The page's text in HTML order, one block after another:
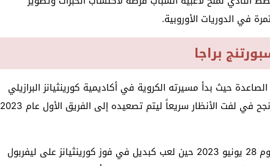
الجزيري مع الزمالك
هل انتهت أزمة العالمي المالية؟
رسميًا
في الدوريات الأوروبية.
براجا
حيث بدأ مسيرته الكروية في أكاديمية كورينثيانز البرازيلي
عام 2017 عندما كان في الثانية عشرة من عمره ونجح في لفت الأنظار سريعاً ليتم تصعيده إلى الفريق الأول عام 2023
كانت أولى مشاركات جابرييل موسكاردو الرسمية يوم 28 يونيو 2023 حين لعب كبديل في فوز كورينثيانز على ليفربول